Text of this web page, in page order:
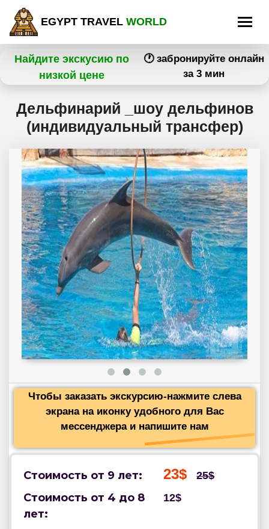
EGYPT TRAVEL WORLD
Найдите экскусию по
низкой цене
🕐 забронируйте онлайн
за 3 мин
Дельфинарий _шоу дельфинов
(индивидуальный трансфер)
Чтобы заказать экскурсию-нажмите слева
экрана на иконку удобного для Вас
мессенджера и напишите нам
Стоимость от 9 лет: 23$ 25$
Стоимость от 4 до 8
лет:
12$